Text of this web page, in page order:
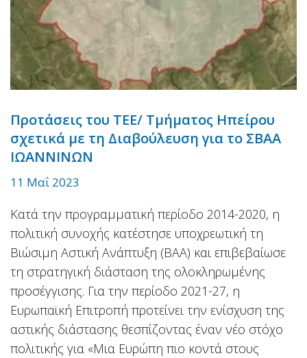
Προτάσεις του ΤΕΕ/ Τμήματος Ηπείρου
σχετικά με τη Διαβούλευση για το ΣΒΑΑ
ΙΩΑΝΝΙΝΩΝ
11 Μαΐ 2023
Κατά την προγραμματική περίοδο 2014-2020, η
πολιτική συνοχής κατέστησε υποχρεωτική τη
Βιώσιμη Αστική Ανάπτυξη (ΒΑΑ) και επιβεβαίωσε
τη στρατηγική διάσταση της ολοκληρωμένης
προσέγγισης. Για την περίοδο 2021-27, η
Ευρωπαϊκή Επιτροπή προτείνει την ενίσχυση της
αστικής διάστασης θεσπίζοντας έναν νέο στόχο
πολιτικής για «Μια Ευρώπη πιο κοντά στους